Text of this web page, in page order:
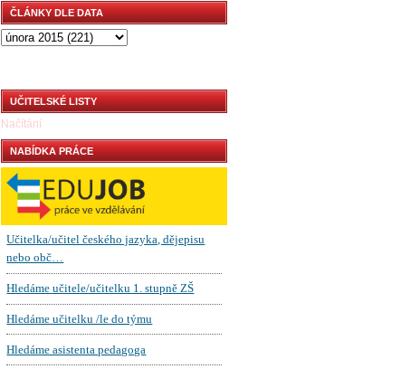
ČLÁNKY DLE DATA
UČITELSKÉ LISTY
Načítání
NABÍDKA PRÁCE